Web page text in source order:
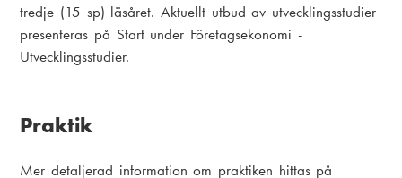
tredje (15 sp) läsåret. Aktuellt utbud av utvecklingsstudier
presenteras på Start under Företagsekonomi -
Utvecklingsstudier.
Praktik
Mer detaljerad information om praktiken hittas på